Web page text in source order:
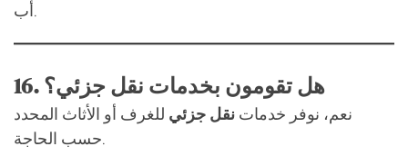
أب.
16. هل تقومون بخدمات نقل جزئي؟
نعم، نوفر خدمات نقل جزئي للغرف أو الأثاث المحدد
حسب الحاجة.